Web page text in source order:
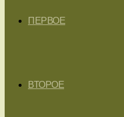
ПЕРВОЕ
ВТОРОЕ